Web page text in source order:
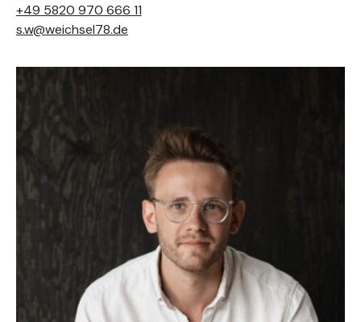
+49 5820 970 666 11
s.w@weichsel78.de